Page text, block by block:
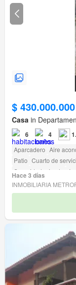
$ 430.000.000
Casa in
6 4
Aparcadero Aire
Patio Cuarto de
Seguridad privada
Hace 3 días
INMOBILIARIA